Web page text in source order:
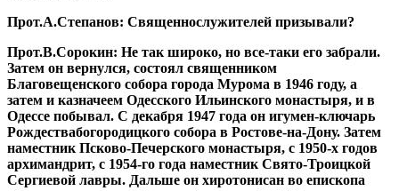
Прот.А.Степанов: Священнослужителей призывали?
Прот.В.Сорокин: Не так широко, но все-таки его забрали.
Затем он вернулся, состоял священником
Благовещенского собора города Мурома в 1946 году, а
затем и казначеем Одесского Ильинского монастыря, и в
Одессе побывал. С декабря 1947 года он игумен-ключарь
Рождествабогородицкого собора в Ростове-на-Дону. Затем
наместник Псково-Печерского монастыря, с 1950-х годов
архимандрит, с 1954-го года наместник Свято-Троицкой
Сергиевой лавры. Дальше он хиротонисан во епископа